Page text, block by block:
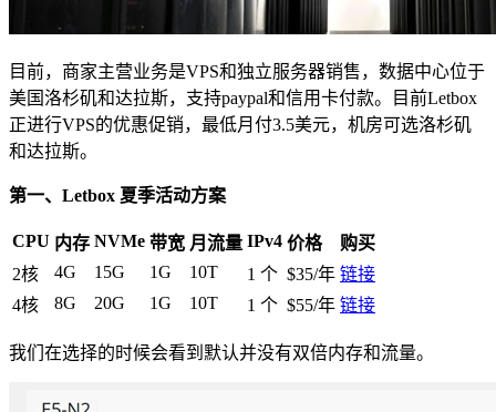
目前，商家主营业务是VPS和独立服务器销售，数据中心位于
美国洛杉矶和达拉斯，支持paypal和信用卡付款。目前Letbox
正进行VPS的优惠促销，最低月付3.5美元，机房可选洛杉矶
和达拉斯。
第一、Letbox 夏季活动方案
CPU 内存 NVMe 带宽 月流量 IPv4 价格
购买
2核
4G 15G 1G 10T 1 个 $35/年 链接
4核
8G 20G 1G 10T 1 个 $55/年 链接
我们在选择的时候会看到默认并没有双倍内存和流量。